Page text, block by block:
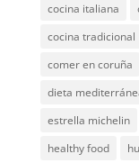
cocina italiana
cocina tradicional
comer en coruña
dieta
estrella michelin
healthy food